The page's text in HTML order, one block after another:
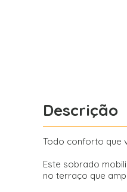
Descrição
Todo conforto que
Este sobrado
no terraço que